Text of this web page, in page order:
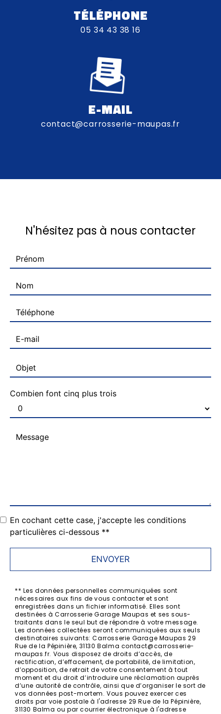
TÉLÉPHONE
05 34 43 38 16
E-MAIL
contact@carrosserie-maupas.fr
N'hésitez pas à nous contacter
Combien font cinq plus trois
En cochant cette case, j'accepte les conditions
particulières ci-dessous **
ENVOYER
** Les données personnelles communiquées sont
nécessaires aux fins de vous contacter et sont
enregistrées dans un fichier informatisé. Elles sont
destinées à Carrosserie Garage Maupas et ses sous-
traitants dans le seul but de répondre à votre message.
Les données collectées seront communiquées aux seuls
destinataires suivants: Carrosserie Garage Maupas 29
Rue de la Pépinière, 31130 Balma contact@carrosserie-
maupas.fr. Vous disposez de droits d’accès, de
rectification, d’effacement, de portabilité, de limitation,
d’opposition, de retrait de votre consentement à tout
moment et du droit d’introduire une réclamation auprès
d’une autorité de contrôle, ainsi que d’organiser le sort de
vos données post-mortem. Vous pouvez exercer ces
droits par voie postale à l'adresse 29 Rue de la Pépinière,
31130 Balma ou par courrier électronique à l'adresse